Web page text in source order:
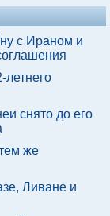
с Ираном и
летнего
снято до его
же
Ливане и